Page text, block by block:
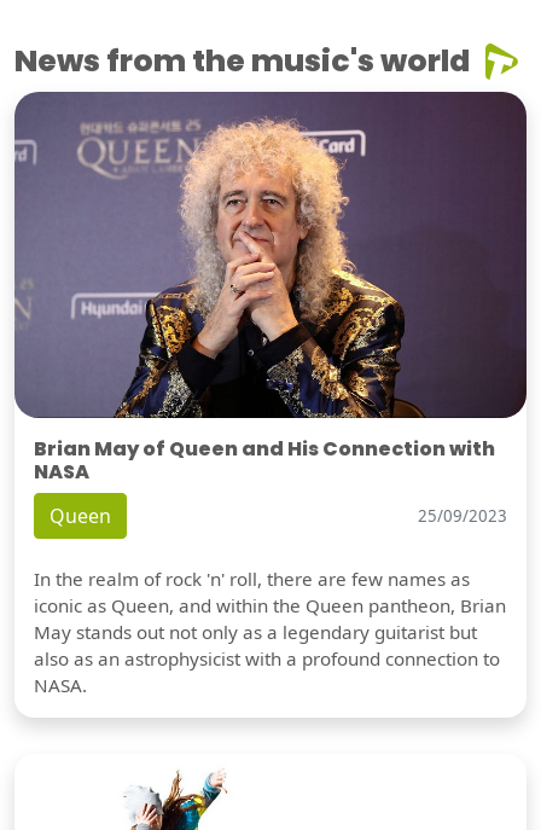
News from the music's world
Brian May of Queen and His Connection with
NASA
Queen 25/09/2023
In the realm of rock 'n' roll, there are few names as
iconic as Queen, and within the Queen pantheon, Brian
May stands out not only as a legendary guitarist but
also as an astrophysicist with a profound connection to
NASA.